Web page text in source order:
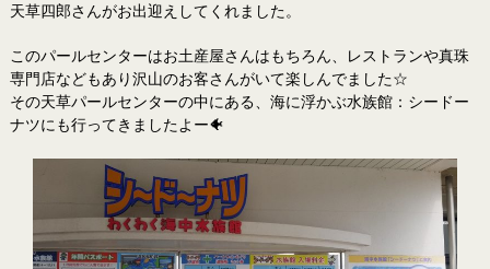
天草四郎さんがお出迎えしてくれました。
このパールセンターはお土産屋さんはもちろん、レストランや真珠
専門店などもあり沢山のお客さんがいて楽しんでました☆
その天草パールセンターの中にある、海に浮かぶ水族館：シードー
ナツにも行ってきましたよー🐠